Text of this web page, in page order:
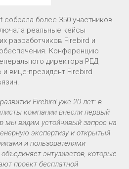
собрала более 350 участников.
реальные кейсы
разработчиков Firebird и
Конференцию
директора РЕД
вице-президент Firebird
Firebird уже 20 лет: в
компании внесли первый
мы видим устойчивый запрос на
экспертизу и открытый
и пользователями
энтузиастов, которые
проект бесплатной